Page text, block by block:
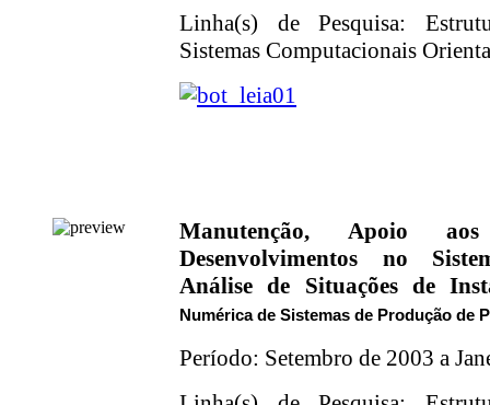
Linha(s) de Pesquisa:
Sistemas Computacionais
Manutenção, Apoio
Desenvolvimentos no
Análise de Situações de
Numérica de Sistemas de Produção de
Período: Setembro de 2003 a